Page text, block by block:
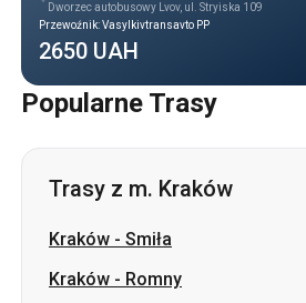
Dworzec autobusowy Lvov, ul. Stryiska 109
Przewoźnik: Vasylkivtransavto PP
2650 UAH
Popularne Trasy
Trasy z m. Kraków
Kraków - Smiła
Kraków - Romny